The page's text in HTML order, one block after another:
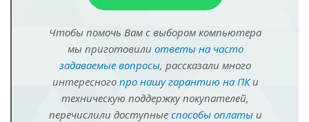
Чтобы помочь Вам с выбором компьютера
мы приготовили ответы на часто
задаваемые вопросы, рассказали много
интересного про нашу гарантию на ПКи
техническую поддержку покупателей,
перечислили доступные способы оплатыи